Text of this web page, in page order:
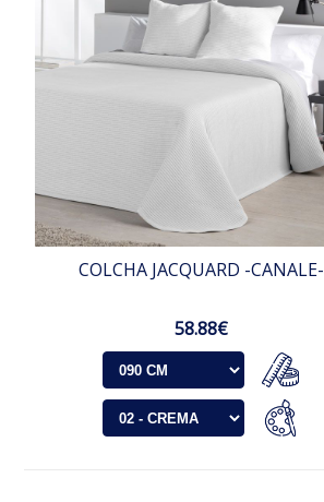
COLCHA JACQUARD -CANALE-
58.88€